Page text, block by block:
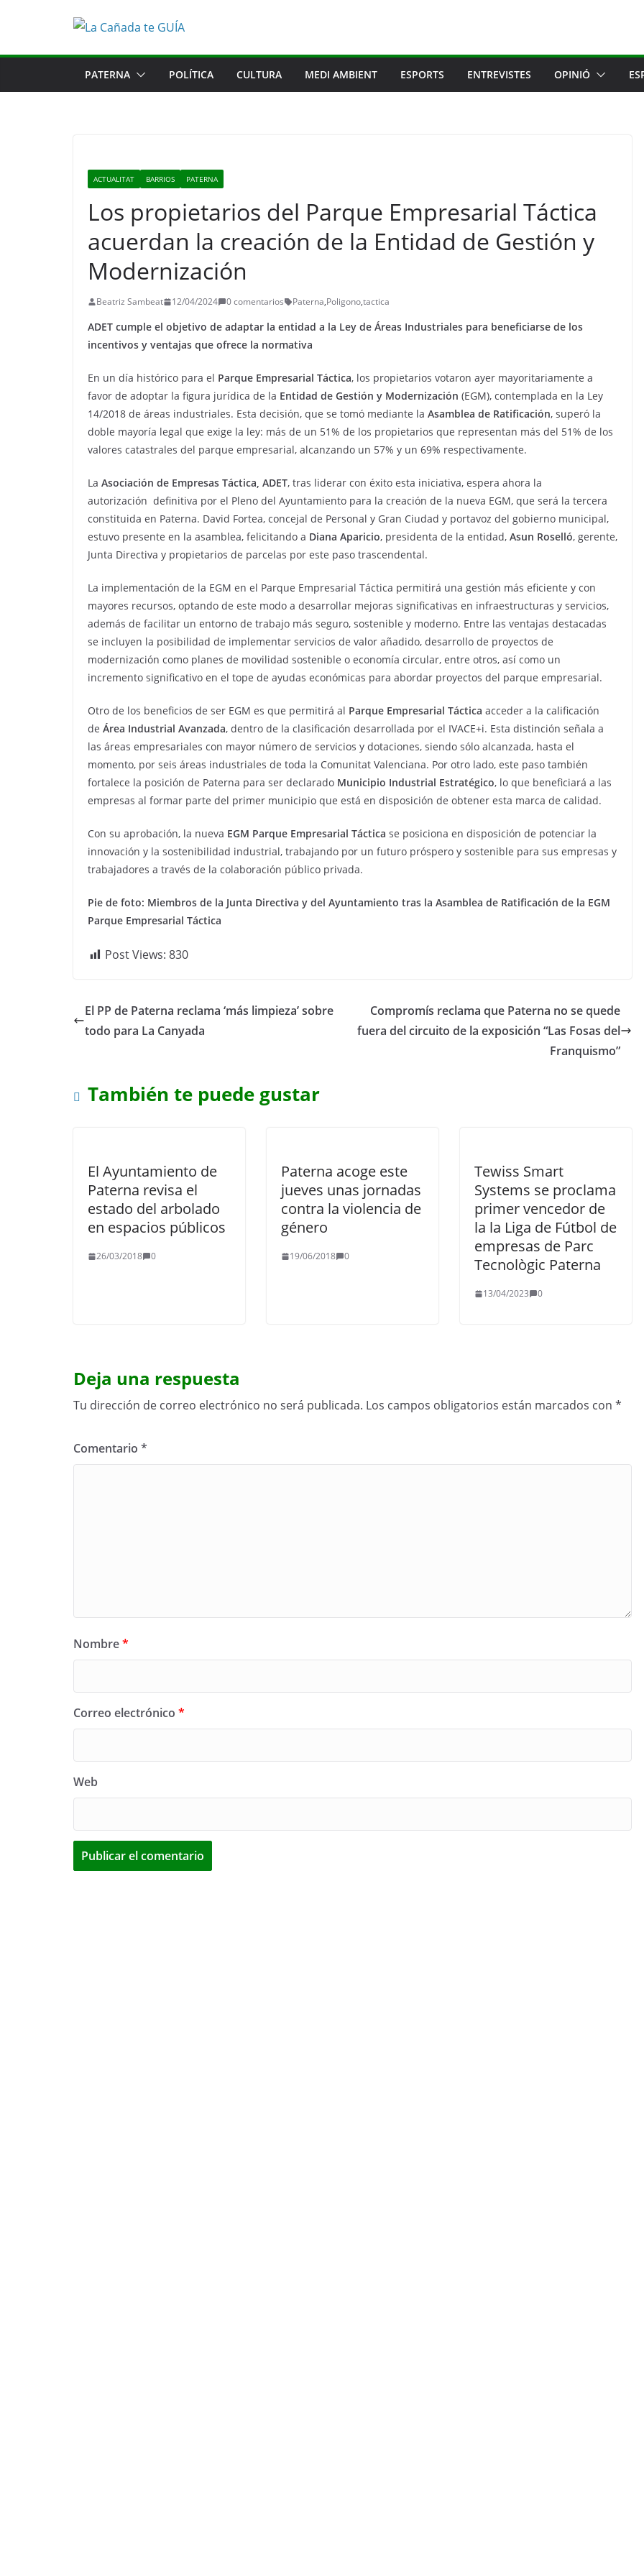
PATERNA POLÍTICA CULTURA MEDI AMBIENT ESPORTS ENTREVISTES OPINIÓ
ACTUALITAT BARRIOS PATERNA
Los propietarios del Parque Empresarial Táctica
acuerdan la creación de la Entidad de Gestión y
Modernización
Beatriz Sambeat 12/04/2024 0 comentarios Paterna,Poligono,tactica
ADET cumple el objetivo de adaptar la entidad a la Ley de Áreas Industriales para beneficiarse de los
incentivos y ventajas que ofrece la normativa
En un día histórico para el Parque Empresarial Táctica, los propietarios votaron ayer mayoritariamente a
favor de adoptar la figura jurídica de la Entidad de Gestión y Modernización (EGM), contemplada en la Ley
14/2018 de áreas industriales. Esta decisión, que se tomó mediante la Asamblea de Ratificación, superó la
doble mayoría legal que exige la ley: más de un 51% de los propietarios que representan más del 51% de los
valores catastrales del parque empresarial, alcanzando un 57% y un 69% respectivamente.
La Asociación de Empresas Táctica, ADET, tras liderar con éxito esta iniciativa, espera ahora la
autorización definitiva por el Pleno del Ayuntamiento para la creación de la nueva EGM, que será la tercera
constituida en Paterna. David Fortea, concejal de Personal y Gran Ciudad y portavoz del gobierno municipal,
estuvo presente en la asamblea, felicitando a Diana Aparicio, presidenta de la entidad, Asun Roselló, gerente,
Junta Directiva y propietarios de parcelas por este paso trascendental.
La implementación de la EGM en el Parque Empresarial Táctica permitirá una gestión más eficiente y con
mayores recursos, optando de este modo a desarrollar mejoras significativas en infraestructuras y servicios,
además de facilitar un entorno de trabajo más seguro, sostenible y moderno. Entre las ventajas destacadas
se incluyen la posibilidad de implementar servicios de valor añadido, desarrollo de proyectos de
modernización como planes de movilidad sostenible o economía circular, entre otros, así como un
incremento significativo en el tope de ayudas económicas para abordar proyectos del parque empresarial.
Otro de los beneficios de ser EGM es que permitirá al Parque Empresarial Táctica acceder a la calificación
de Área Industrial Avanzada, dentro de la clasificación desarrollada por el IVACE+i. Esta distinción señala a
las áreas empresariales con mayor número de servicios y dotaciones, siendo sólo alcanzada, hasta el
momento, por seis áreas industriales de toda la Comunitat Valenciana. Por otro lado, este paso también
fortalece la posición de Paterna para ser declarado Municipio Industrial Estratégico, lo que beneficiará a las
empresas al formar parte del primer municipio que está en disposición de obtener esta marca de calidad.
Con su aprobación, la nueva EGM Parque Empresarial Táctica se posiciona en disposición de potenciar la
innovación y la sostenibilidad industrial, trabajando por un futuro próspero y sostenible para sus empresas y
trabajadores a través de la colaboración público privada.
Pie de foto: Miembros de la Junta Directiva y del Ayuntamiento tras la Asamblea de Ratificación de la EGM
Parque Empresarial Táctica
Post Views: 830
El PP de Paterna reclama ‘más limpieza’ sobre
todo para La Canyada
Compromís reclama que Paterna no se quede
fuera del circuito de la exposición “Las Fosas del
Franquismo”
También te puede gustar
El Ayuntamiento de
Paterna revisa el
estado del arbolado
en espacios públicos
26/03/2018 0
Paterna acoge este
jueves unas jornadas
contra la violencia de
género
19/06/2018 0
Tewiss Smart
Systems se proclama
primer vencedor de
la la Liga de Fútbol de
empresas de Parc
Tecnològic Paterna
13/04/2023 0
Deja una respuesta
Tu dirección de correo electrónico no será publicada. Los campos obligatorios están marcados con *
Comentario *
Nombre*
Correo electrónico *
Web